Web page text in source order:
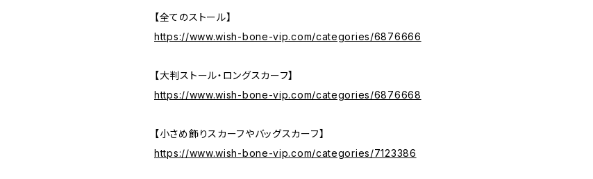
【全てのストール】
https://www.wish-bone-vip.com/categories/6876666
【大判ストール・ロングスカーフ】
https://www.wish-bone-vip.com/categories/6876668
【小さめ飾りスカーフやバッグスカーフ】
https://www.wish-bone-vip.com/categories/7123386